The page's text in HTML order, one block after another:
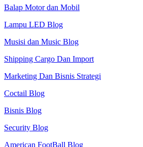
Balap Motor dan Mobil
Lampu LED Blog
Musisi dan Music Blog
Shipping Cargo Dan Import
Marketing Dan Bisnis Strategi
Coctail Blog
Bisnis Blog
Security Blog
American FootBall Blog